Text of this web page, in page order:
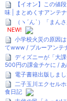
【イオン】この値
味 | まとめくすアンテナ
（ヽ´ん`）「まん
NEW!
小学校火災の原因
てwww / ブルーアンテ
ディズニーが「大
500円の課金チケに /
電子書籍出版しま
二子玉川エクセル
食日記